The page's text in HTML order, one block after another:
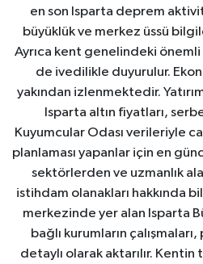
en son Isparta deprem
büyüklük ve merkez üssü
Ayrıca kent genelindeki önemli
de ivedilikle duyurulur.
yakından izlenmektedir.
Isparta altın fiyatları,
Kuyumcular Odası verileriyle
planlaması yapanlar için en
sektörlerden ve uzmanlık
istihdam olanakları hakkında
merkezinde yer alan Isparta
bağlı kurumların
detaylı olarak aktarılır.